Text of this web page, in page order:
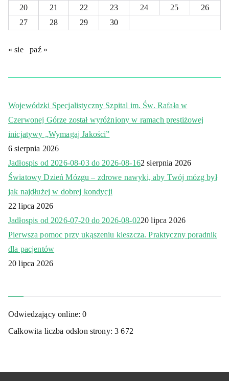
20
21 22 23 24 25
26
27
28 29 30
« sie paź »
Wojewódzki Specjalistyczny Szpital im. Św. Rafała w
Czerwonej Górze został wyróżniony w ramach prestiżowej
inicjatywy „Wymagaj Jakości”
6 sierpnia 2026
Jadłospis od 2026-08-03 do 2026-08-162 sierpnia 2026
Światowy Dzień Mózgu – zdrowe nawyki, aby Twój mózg był
jak najdłużej w dobrej kondycji
22 lipca 2026
Jadłospis od 2026-07-20 do 2026-08-0220 lipca 2026
Pierwsza pomoc przy ukąszeniu kleszcza. Praktyczny poradnik
dla pacjentów
20 lipca 2026
Odwiedzający online:0
Całkowita liczba odsłon strony:3 672